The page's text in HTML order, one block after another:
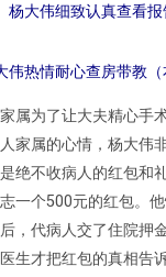
杨大伟细致认真查看报
伟热情耐心查房带教（
属为了让大夫精心手
家属的心情，杨大伟
绝不收病人的红包和
一个500元的红包。
，代病人交了住院押
生才把红包的真相告